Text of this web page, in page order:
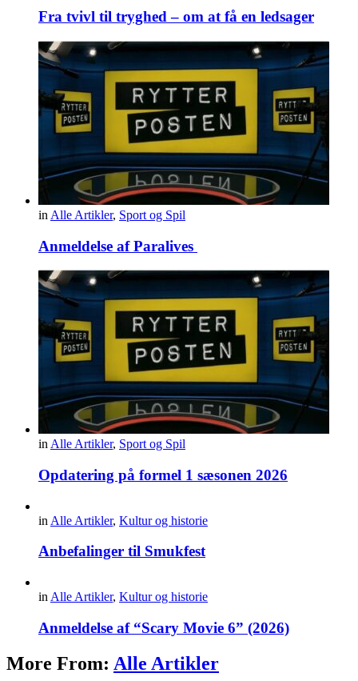
Fra tvivl til tryghed – om at få en ledsager
in Alle Artikler, Sport og Spil
Anmeldelse af Paralives
in Alle Artikler, Sport og Spil
Opdatering på formel 1 sæsonen 2026
in Alle Artikler, Kultur og historie
Anbefalinger til Smukfest
in Alle Artikler, Kultur og historie
Anmeldelse af “Scary Movie 6” (2026)
More From: Alle Artikler